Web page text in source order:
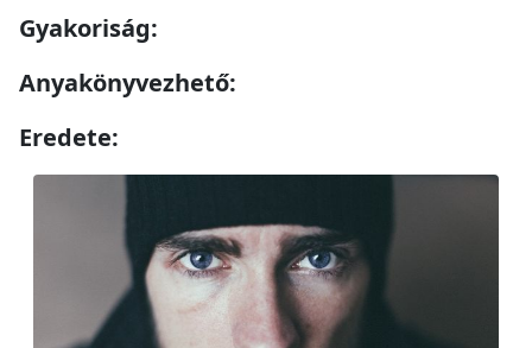
Gyakoriság:
Anyakönyvezhető:
Eredete: